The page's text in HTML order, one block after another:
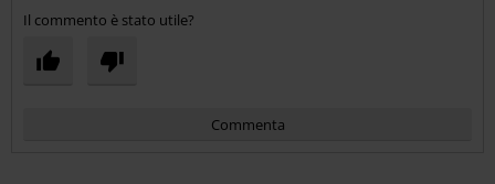
Il commento è stato utile?
Commenta